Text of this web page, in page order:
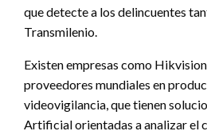
que detecte a los delincuentes
Transmilenio.
Existen empresas como
proveedores mundiales en
videovigilancia, que tienen
Artificial orientadas a analizar el